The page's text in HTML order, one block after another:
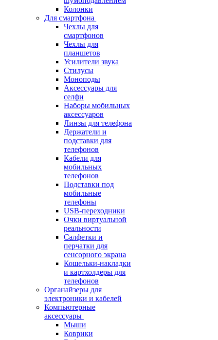
Колонки
Для смартфона
Чехлы для
смартфонов
Чехлы для
планшетов
Усилители звука
Стилусы
Моноподы
Аксессуары для
селфи
Наборы мобильных
аксессуаров
Линзы для телефона
Держатели и
подставки для
телефонов
Кабели для
мобильных
телефонов
Подставки под
мобильные
телефоны
USB-переходники
Очки виртуальной
реальности
Салфетки и
перчатки для
сенсорного экрана
Кошельки-накладки
и картхолдеры для
телефонов
Органайзеры для
электроники и кабелей
Компьютерные
аксессуары
Мыши
Коврики